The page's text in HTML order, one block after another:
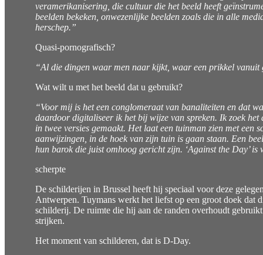
veramerikanisering, die cultuur die het beeld heeft
beelden bekeken, onwezenlijke beelden zoals die in alle
herschep.”
Quasi-pornografisch?
“Al die dingen waar men naar kijkt, waar een prikkel
Wat wilt u met het beeld dat u gebruikt?
“Voor mij is het een conglomeraat van banaliteiten en dat
daardoor digitaliseer ik het bij wijze van spreken. Ik zoek
in twee versies gemaakt. Het laat een tuinman zien met
aanwijzingen, in de hoek van zijn tuin is gaan staan. Een
hun barok die juist omhoog gericht zijn. ‘Against the Day’ is
scherpte
De schilderijen in Brussel heeft hij speciaal voor deze
Antwerpen. Tuymans werkt het liefst op een groot doek dat
schilderij. De ruimte die hij aan de randen overhoudt
strijken.
Het moment van schilderen, dat is D-Day.